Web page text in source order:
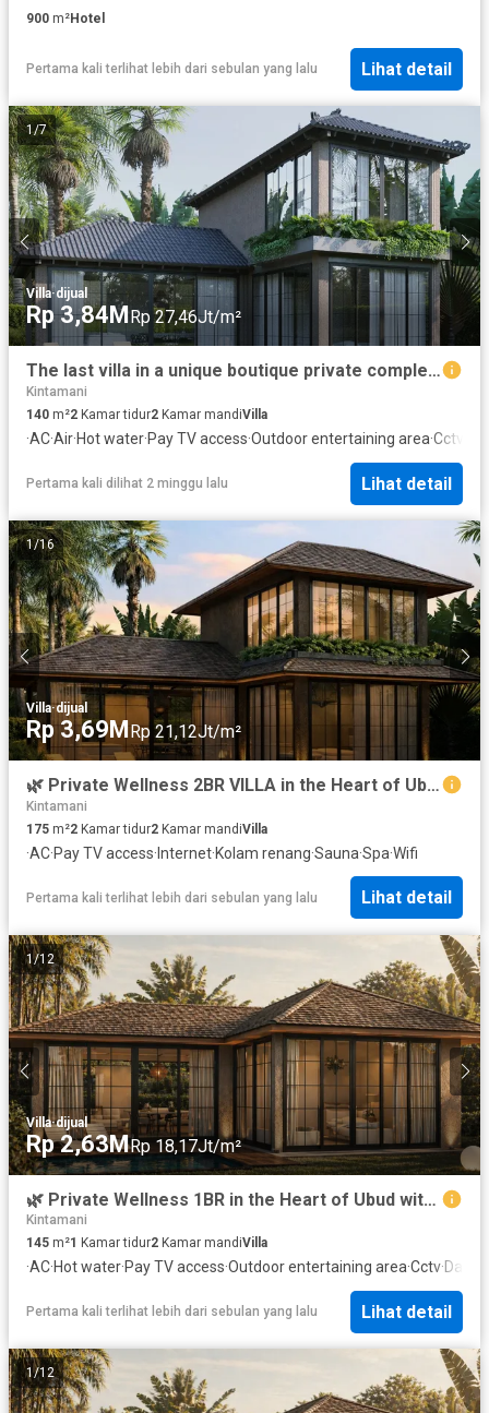
900 m²Hotel
Pertama kali terlihat lebih dari sebulan yang lalu Lihat detail
1/7
Villa·dijual
Rp 3,84M Rp 27,46Jt/m²
The last villa in a unique boutique private complex in the heart of Ubud
Kintamani
140 m²2 Kamar tidur2 Kamar mandiVilla
·AC·Air·Hot water·Pay TV access·Outdoor entertaining area·Cctv
Pertama kali dilihat 2 minggu lalu Lihat detail
1/16
Villa·dijual
Rp 3,69MRp 21,12Jt/m²
🌿 Private Wellness 2BR VILLA in the Heart of Ubud with Jungle Views
Kintamani
175 m²2 Kamar tidur2 Kamar mandiVilla
·AC·Pay TV access· Internet·Kolam renang·Sauna·Spa·Wifi
Pertama kali terlihat lebih dari sebulan yang lalu Lihat detail
1/12
Villa·dijual
Rp 2,63MRp 18,17Jt/m²
🌿 Private Wellness 1BR in the Heart of Ubud with Jungle Views
Kintamani
145 m²1 Kamar tidur2 Kamar mandiVilla
·AC·Hot water·Pay TV access·Outdoor entertaining area·Cctv·
Pertama kali terlihat lebih dari sebulan yang lalu Lihat detail
1/12